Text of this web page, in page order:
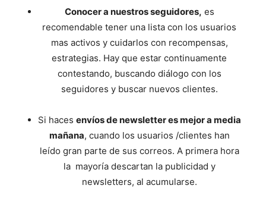
Conocer a nuestros seguidores, es
recomendable tener una lista con los usuarios
mas activos y cuidarlos con recompensas,
estrategias. Hay que estar continuamente
contestando, buscando diálogo con los
seguidores y buscar nuevos clientes.
Si haces envíos de newsletter es mejor a media
mañana, cuando los usuarios /clientes han
leído gran parte de sus correos. A primera hora
la mayoría descartan la publicidad y
newsletters, al acumularse.